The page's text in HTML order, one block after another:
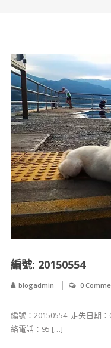
編號: 20150554
blogadmin 0
編號：20150554 ​ 走失日期
絡電話：95 […]